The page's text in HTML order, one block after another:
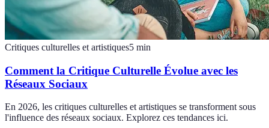
Critiques culturelles et artistiques5 min
Comment la Critique Culturelle Évolue avec les
Réseaux Sociaux
En 2026, les critiques culturelles et artistiques se transforment sous
l'influence des réseaux sociaux. Explorez ces tendances ici.